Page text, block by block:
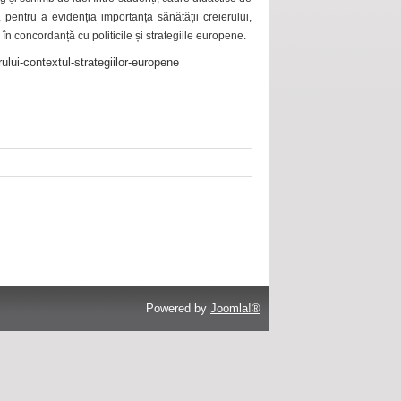
a evidenția importanța sănătății creierului,
concordanță cu politicile și strategiile europene.
contextul-strategiilor-europene
Powered by Joomla!®